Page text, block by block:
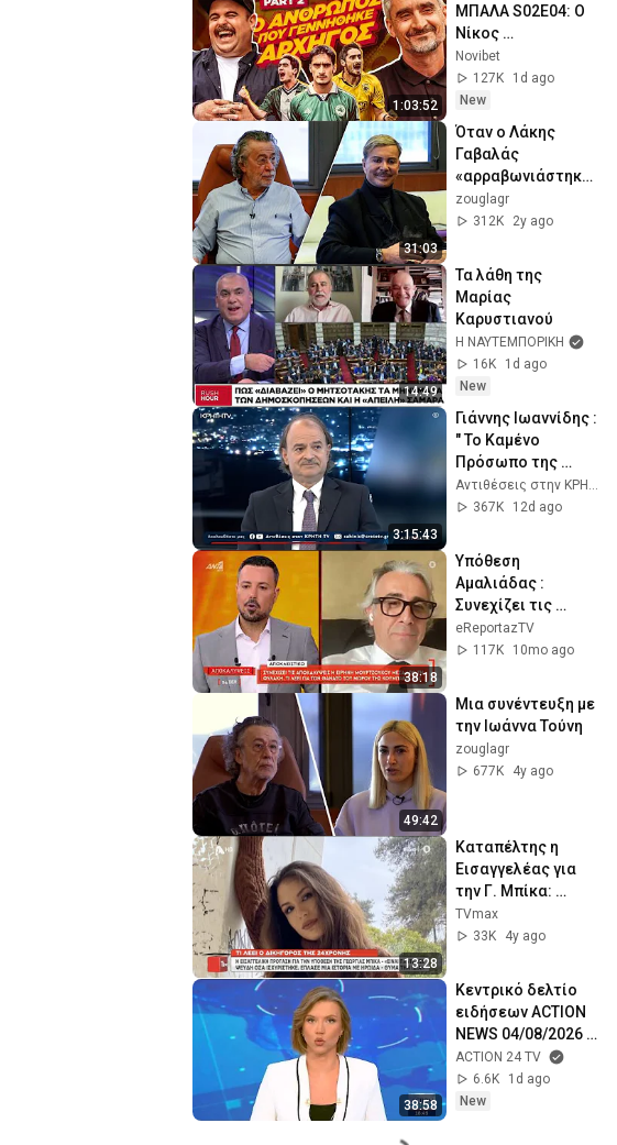
1:03:52
ΜΠΑΛΑ S02E04: Ο
Νίκος
Λυμπερόπουλος
στη συνέντευξη
της ζωής του!
(PART 2)
Novibet
127K
1d ago
New
31:03
Όταν ο Λάκης
Γαβαλάς
«αρραβωνιάστηκε»
τον Μάκη
Τριανταφυλλόπου
zouglagr
312K
2y ago
14:49
Τα λάθη της
Μαρίας
Καρυστιανού
Η ΝΑΥΤΕΜΠΟΡΙΚΗ
16K
1d ago
New
3:15:43
Γιάννης Ιωαννίδης :
" Το Καμένο
Πρόσωπο της
Ελλάδας - Η
Αχρηστοκρατία "
Αντιθέσεις στην ΚΡΗΤΗ TV
367K
12d ago
38:18
Υπόθεση
Αμαλιάδας :
Συνεχίζει τις
αποκαλύψεις η
Ειρήνη
μέσα από την
φυλακή
eReportazTV
117K
10mo ago
49:42
Μια συνέντευξη με
την Ιωάννα Τούνη
zouglagr
677K
4y ago
13:28
Καταπέλτης η
Εισαγγελέας για
την Γ. Μπίκα:
"Παντελώς ψευδή
τα όσα
σε μια ιστορία"
TVmax
33K
4y ago
38:58
Κεντρικό δελτίο
ειδήσεων ACTION
NEWS 04/08/2026 |
ACTION 24
ACTION 24 TV
6.6K
1d ago
New